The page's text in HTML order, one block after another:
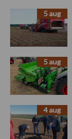
5 aug
5 aug
4 aug